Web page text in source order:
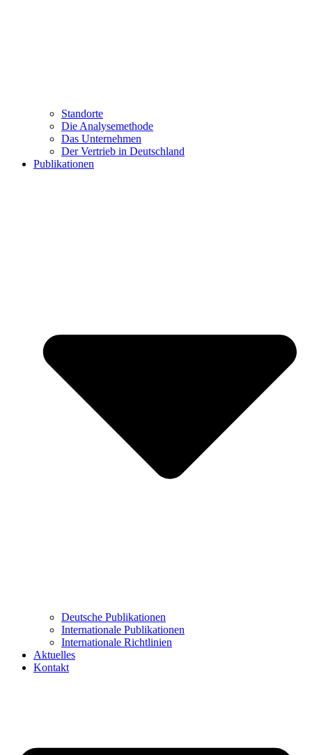
Standorte
Die Analysemethode
Das Unternehmen
Der Vertrieb in Deutschland
Publikationen
Deutsche Publikationen
Internationale Publikationen
Internationale Richtlinien
Aktuelles
Kontakt